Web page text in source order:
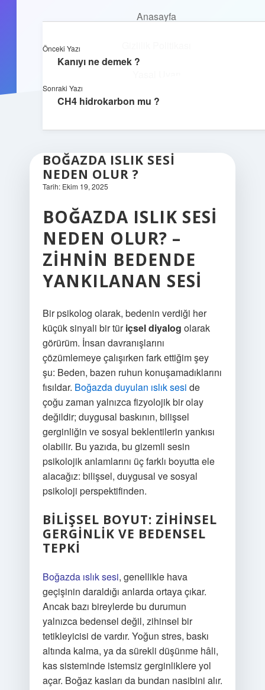
Anasayfa
Hakkımızda
aç
İnternetin sırlarını eğlenceli keşfet!
BOĞAZDA ISLIK SESI
NEDEN OLUR ?
Tarih: Ekim 19, 2025
BOĞAZDA ISLIK SESI
NEDEN OLUR? –
ZIHNIN BEDENDE
YANKILANAN SESI
Bir psikolog olarak, bedenin verdiği her
küçük sinyali bir türiçsel diyalog olarak
görürüm. İnsan davranışlarını
çözümlemeye çalışırken fark ettiğim şey
şu: Beden, bazen ruhun konuşamadıklarını
fısıldar. Boğazda duyulan ıslık sesi de
çoğu zaman yalnızca fizyolojik bir olay
değildir; duygusal baskının, bilişsel
gerginliğin ve sosyal beklentilerin yankısı
olabilir. Bu yazıda, bu gizemli sesin
psikolojik anlamlarını üç farklı boyutta ele
alacağız: bilişsel, duygusal ve sosyal
psikoloji perspektifinden.
BILIŞSEL BOYUT: ZIHINSEL
GERGINLIK VE BEDENSEL
TEPKI
Boğazda ıslık sesi, genellikle hava
geçişinin daraldığı anlarda ortaya çıkar.
Ancak bazı bireylerde bu durumun
yalnızca bedensel değil, zihinsel bir
tetikleyicisi de vardır. Yoğun stres, baskı
altında kalma, ya da sürekli düşünme hâli,
kas sisteminde istemsiz gerginliklere yol
açar. Boğaz kasları da bundan nasibini alır.
Önceki Yazı
Kanıyı ne demek ?
Sonraki Yazı
CH4 hidrokarbon mu ?
Anasayfa